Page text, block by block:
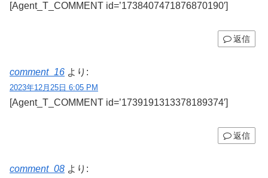
[Agent_T_COMMENT id=’1738407471876870190′]
返信
comment_16 より:
2023年12月25日 6:05 PM
[Agent_T_COMMENT id=’1739191313378189374′]
返信
comment_08 より: